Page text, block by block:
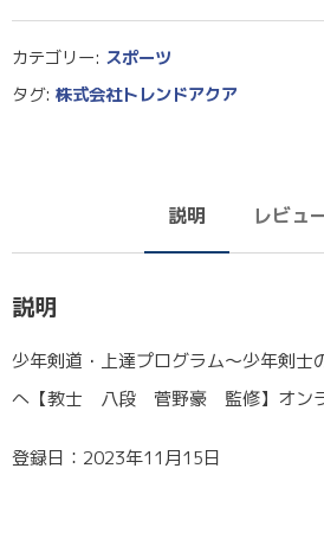
カテゴリー: スポーツ
タグ: 株式会社トレンドアクア
説明 レビュ
説明
少年剣道・上達プログラム～少年剣士
へ【教士 八段 菅野豪 監修】オン
登録日：2023年11月15日